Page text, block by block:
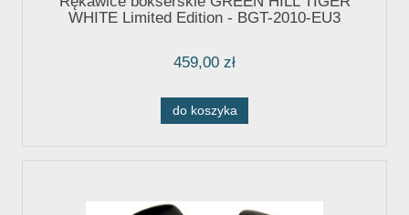
WHITE Limited Edition - BGT-2010-EU3
459,00 zł
do koszyka